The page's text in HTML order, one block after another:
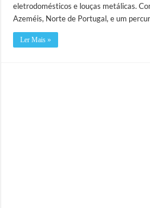
eletrodomésticos e louças metálicas.
Azeméis, Norte de Portugal, e um
Ler Mais »